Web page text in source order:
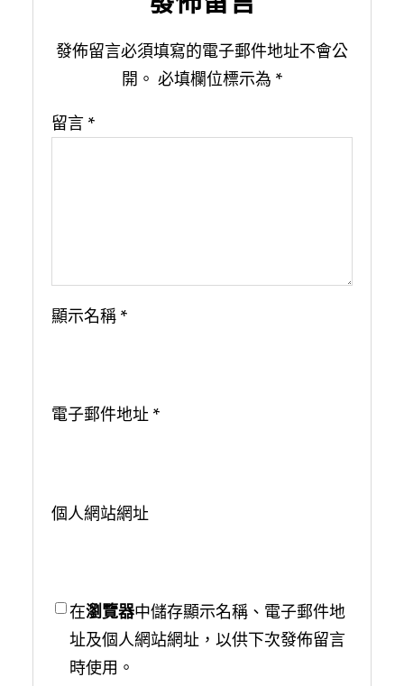
發佈留言必須填寫的電子郵件地址不會公
開。 必填欄位標示為 *
留言 *
顯示名稱 *
電子郵件地址 *
個人網站網址
在瀏覽器中儲存顯示名稱、電子郵件地
址及個人網站網址，以供下次發佈留言
時使用。